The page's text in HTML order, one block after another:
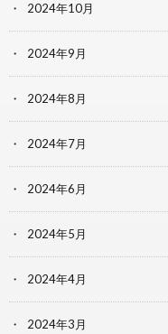
2024年10月
2024年9月
2024年8月
2024年7月
2024年6月
2024年5月
2024年4月
2024年3月